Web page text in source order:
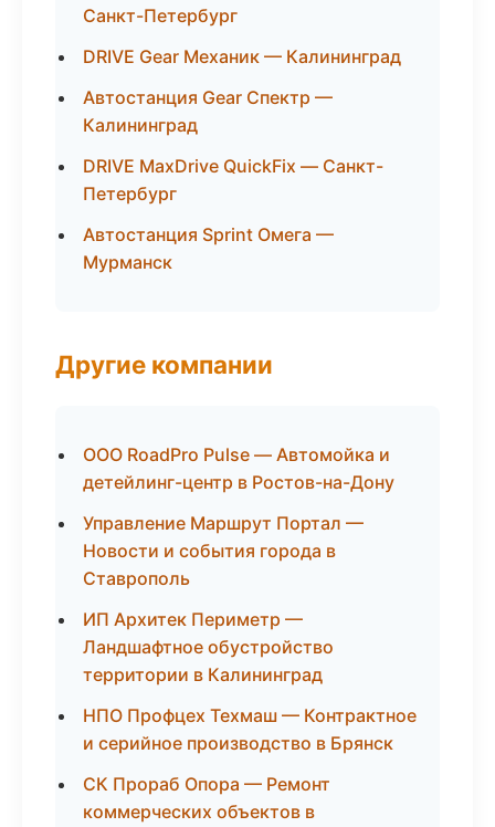
Санкт-Петербург
DRIVE Gear Механик — Калининград
Автостанция Gear Спектр —
Калининград
DRIVE MaxDrive QuickFix — Санкт-
Петербург
Автостанция Sprint Омега —
Мурманск
Другие компании
ООО RoadPro Pulse — Автомойка и
детейлинг-центр в Ростов-на-Дону
Управление Маршрут Портал —
Новости и события города в
Ставрополь
ИП Архитек Периметр —
Ландшафтное обустройство
территории в Калининград
НПО Профцех Техмаш — Контрактное
и серийное производство в Брянск
СК Прораб Опора — Ремонт
коммерческих объектов в